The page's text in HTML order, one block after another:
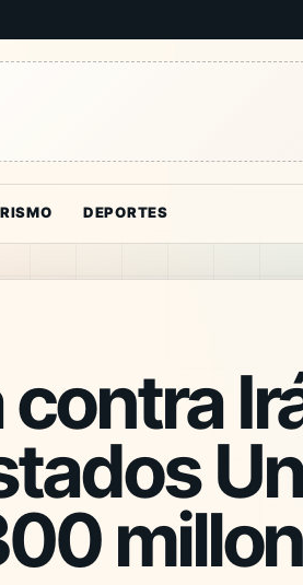
DEPORTES
contra